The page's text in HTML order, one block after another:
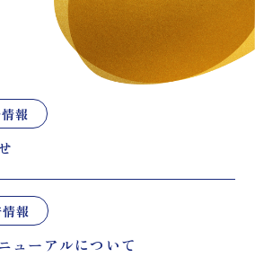
報
報
ューアルについて